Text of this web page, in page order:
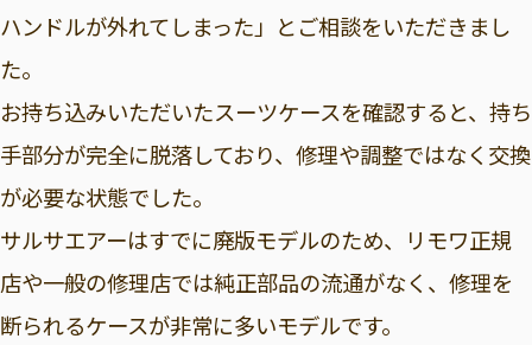
ハンドルが外れてしまった」とご相談をいただきまし
た。
お持ち込みいただいたスーツケースを確認すると、持ち
手部分が完全に脱落しており、修理や調整ではなく交換
が必要な状態でした。
サルサエアーはすでに廃版モデルのため、リモワ正規
店や一般の修理店では純正部品の流通がなく、修理を
断られるケースが非常に多いモデルです。